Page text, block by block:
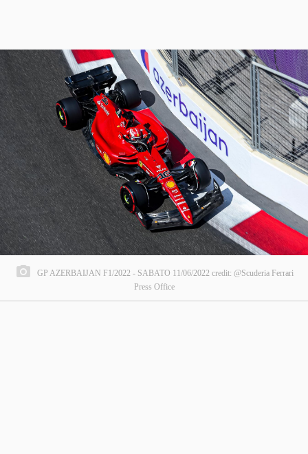
GP AZERBAIJAN F1/2022 - SABATO 11/06/2022 credit: @Scuderia Ferrari
Press Office